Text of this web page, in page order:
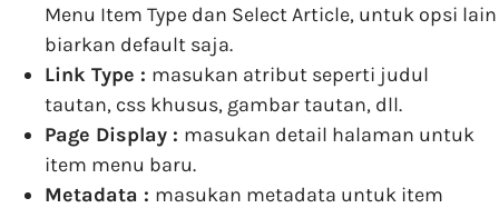
Menu Item Type dan Select Article, untuk opsi lain
biarkan default saja.
Link Type : masukan atribut seperti judul
tautan, css khusus, gambar tautan, dll.
Page Display : masukan detail halaman untuk
item menu baru.
Metadata : masukan metadata untuk item